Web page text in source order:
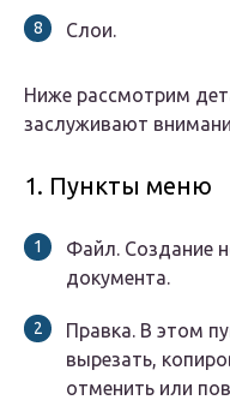
Слои.
Ниже рассмотрим
заслуживают
1. Пункты меню
Файл. Создание
документа.
Правка. В этом
вырезать,
отменить или